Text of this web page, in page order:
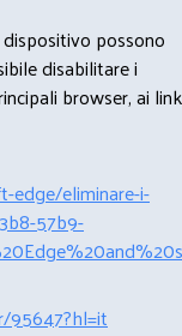
possono
disabilitare i
browser, ai link
eliminare-i-
57b9-
95647?hl=it